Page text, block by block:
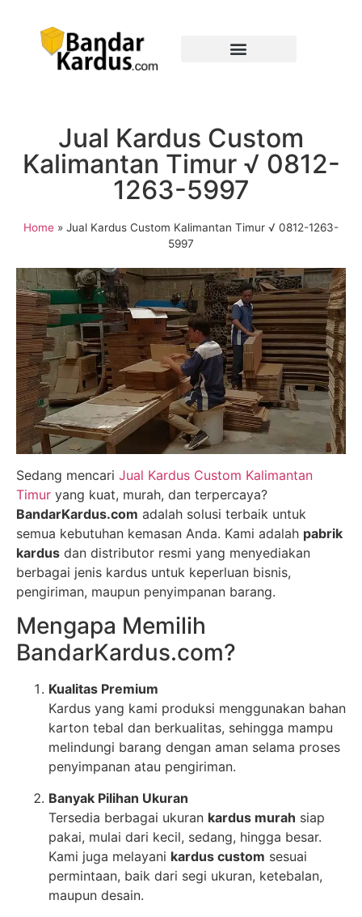
Jual Kardus Custom
Kalimantan Timur √ 0812-
1263-5997
Home » Jual Kardus Custom Kalimantan Timur √ 0812-1263-
5997
Sedang mencari Jual Kardus Custom Kalimantan
Timur yang kuat, murah, dan terpercaya?
BandarKardus.com adalah solusi terbaik untuk
semua kebutuhan kemasan Anda. Kami adalah pabrik
kardus dan distributor resmi yang menyediakan
berbagai jenis kardus untuk keperluan bisnis,
pengiriman, maupun penyimpanan barang.
Mengapa Memilih
BandarKardus.com?
Kualitas Premium
Kardus yang kami produksi menggunakan bahan
karton tebal dan berkualitas, sehingga mampu
melindungi barang dengan aman selama proses
penyimpanan atau pengiriman.
Banyak Pilihan Ukuran
Tersedia berbagai ukuran kardus murah siap
pakai, mulai dari kecil, sedang, hingga besar.
Kami juga melayani kardus custom sesuai
permintaan, baik dari segi ukuran, ketebalan,
maupun desain.